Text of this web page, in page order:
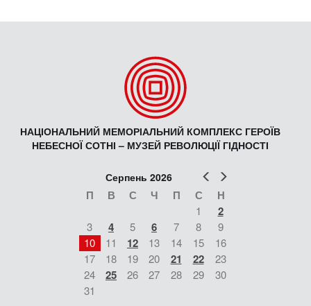
НАЦІОНАЛЬНИЙ МЕМОРІАЛЬНИЙ КОМПЛЕКС ГЕРОЇВ
НЕБЕСНОЇ СОТНІ – МУЗЕЙ РЕВОЛЮЦІЇ ГІДНОСТІ
Попер
Серпень 2026
П В С Ч П С Н
1 2
3 4 5 6 7 8
9
10
11 12 13 14 15
16
17
18 19 20 21 22
23
24
25 26 27 28 29
30
31